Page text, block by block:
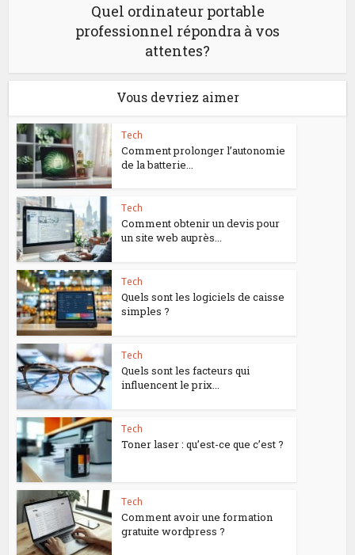
Quel ordinateur portable
professionnel répondra à vos
attentes?
Vous devriez aimer
Tech
Comment prolonger l’autonomie
de la batterie...
Tech
Comment obtenir un devis pour
un site web auprès...
Tech
Quels sont les logiciels de caisse
simples ?
Tech
Quels sont les facteurs qui
influencent le prix...
Tech
Toner laser : qu’est-ce que c’est ?
Tech
Comment avoir une formation
gratuite wordpress ?